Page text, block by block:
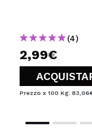
(4)
2,99€
Prezzo x 100 Kg: